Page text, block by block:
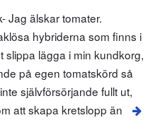
Jag älskar tomater.
hybriderna som finns i
slippa lägga i min kundkorg,
på egen tomatskörd så
självförsörjande fullt ut,
att skapa kretslopp än